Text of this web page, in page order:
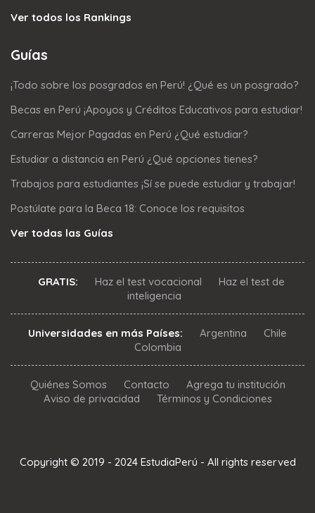
Ver todos los Rankings
Guías
¡Todo sobre los posgrados en Perú! ¿Qué es un posgrado?
Becas en Perú ¡Apoyos y Créditos Educativos para estudiar!
Carreras Mejor Pagadas en Perú ¿Qué estudiar?
Estudiar a distancia en Perú ¿Qué opciones tienes?
Trabajos para estudiantes ¡Sí se puede estudiar y trabajar!
Postúlate para la Beca 18: Conoce los requisitos
Ver todas las Guías
GRATIS: Haz el test vocacional
Haz el test de
inteligencia
Universidades en más Países: Argentina
Chile
Colombia
Quiénes Somos Contacto
Agrega tu institución
Aviso de privacidad
Términos y Condiciones
Copyright © 2019 - 2024 EstudiaPerú - All rights reserved